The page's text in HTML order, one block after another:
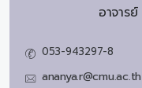
อาจารย์
053-943297-8
ananya.r@cmu.ac.th